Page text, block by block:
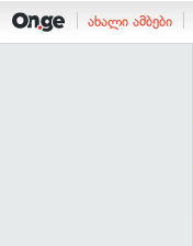
ახალი ამბები